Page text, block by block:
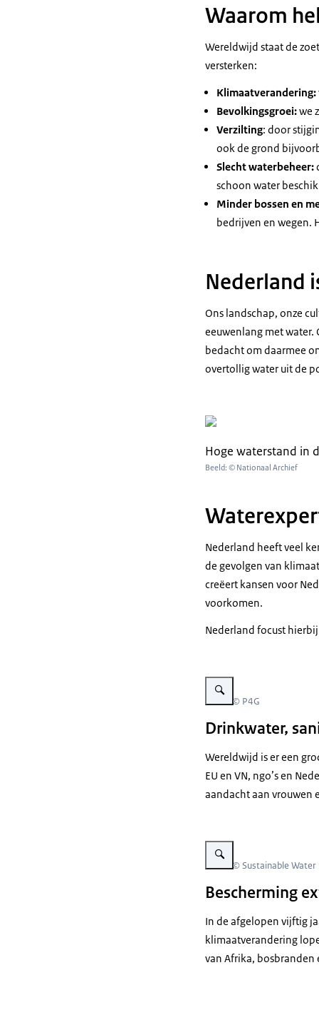
Waarom
Wereldwijd staat de
versterken:
Klimaatverandering:
Bevolkingsgroei:we
Verzilting: door
ook de grond
Slecht waterbeheer:
schoon water
Minder bossen en
bedrijven en wegen.
Nederland
Ons landschap, onze
eeuwenlang met water.
bedacht om daarmee
overtollig water uit de
Hoge waterstand in
Beeld: © Nationaal Archief
Nederland heeft veel
de gevolgen van
creëert kansen voor
voorkomen.
Nederland focust
Vergroot afbeelding
Beeld: © P4G
Drinkwater,
Wereldwijd is er een
EU en VN, ngo’s en
aandacht aan vrouwen
Vergroot afbeelding
Beeld: © Sustainable Water
Bescherming
In de afgelopen vijftig
klimaatverandering
van Afrika, bosbranden